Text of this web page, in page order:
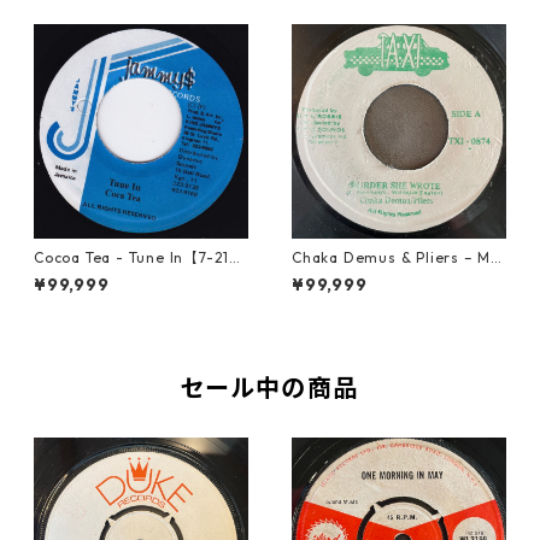
Cocoa Tea - Tune In【7-2187
2】
¥99,999
Chaka Demus & Pliers – Mu
rder She Wrote【7-21777】
¥99,999
セール中の商品